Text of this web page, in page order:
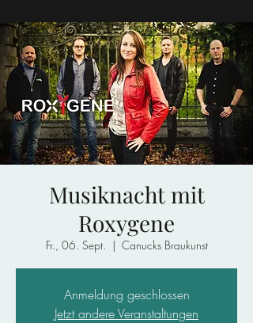
Musiknacht mit
Roxygene
Fr., 06. Sept.
  |
Canucks Braukunst
Anmeldung geschlossen
Jetzt andere Veranstaltungen